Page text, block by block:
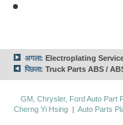
अगला: Electroplating
पिछला: Truck Parts ABS /
GM, Chrysler, Ford Auto Part
Cherng Yi Hsing |Auto Parts